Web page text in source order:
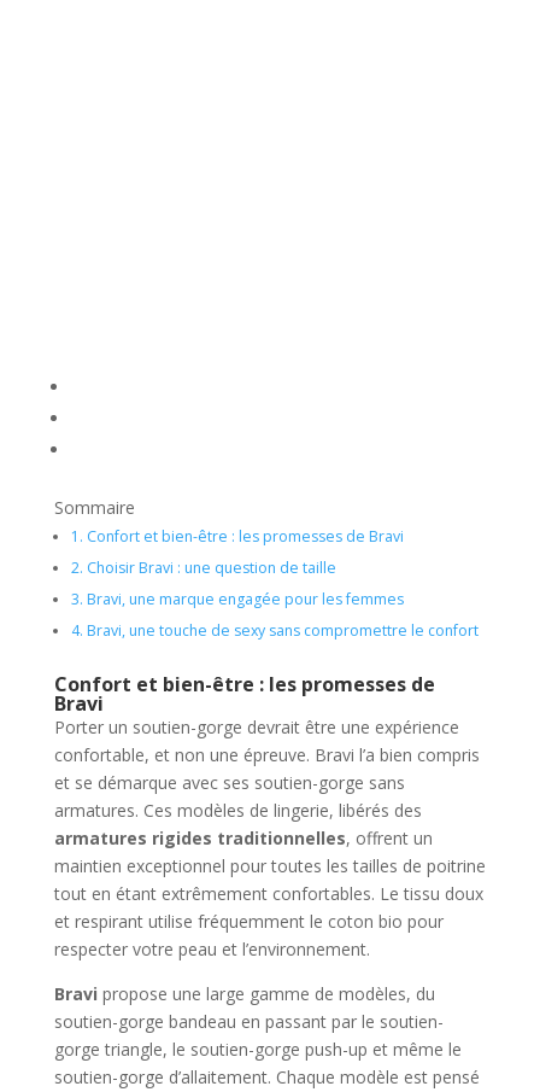
Sommaire
1. Confort et bien-être : les promesses de Bravi
2. Choisir Bravi : une question de taille
3. Bravi, une marque engagée pour les femmes
4. Bravi, une touche de sexy sans compromettre le confort
Confort et bien-être : les promesses de
Bravi
Porter un soutien-gorge devrait être une expérience
confortable, et non une épreuve. Bravi l’a bien compris
et se démarque avec ses soutien-gorge sans
armatures. Ces modèles de lingerie, libérés des
armatures rigides traditionnelles, offrent un
maintien exceptionnel pour toutes les tailles de poitrine
tout en étant extrêmement confortables. Le tissu doux
et respirant utilise fréquemment le coton bio pour
respecter votre peau et l’environnement.
Bravi propose une large gamme de modèles, du
soutien-gorge bandeau en passant par le soutien-
gorge triangle, le soutien-gorge push-up et même le
soutien-gorge d’allaitement. Chaque modèle est pensé